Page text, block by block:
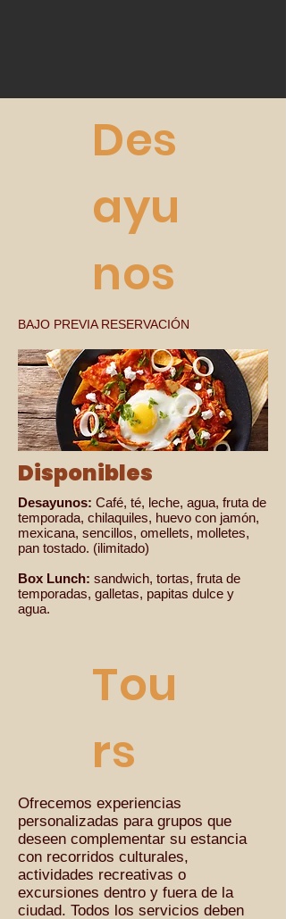
Des
ayu
nos
BAJO PREVIA RESERVACIÓN
Disponibles
Desayunos: Café, té, leche, agua, fruta de
temporada, chilaquiles, huevo con jamón,
mexicana, sencillos, omellets, molletes,
pan tostado. (ilimitado)
Box Lunch: sandwich, tortas, fruta de
temporadas, galletas, papitas dulce y
agua.
Tou
rs
Ofrecemos experiencias
personalizadas para grupos que
deseen complementar su estancia
con recorridos culturales,
actividades recreativas o
excursiones dentro y fuera de la
ciudad. Todos los servicios deben